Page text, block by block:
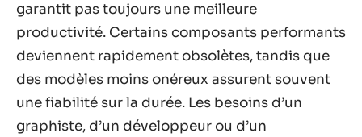
garantit pas toujours une meilleure
productivité. Certains composants performants
deviennent rapidement obsolètes, tandis que
des modèles moins onéreux assurent souvent
une fiabilité sur la durée. Les besoins d’un
graphiste, d’un développeur ou d’un